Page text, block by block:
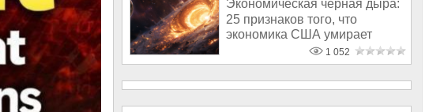
Экономическая чёрная дыра:
25 признаков того, что
экономика США умирает
1 052